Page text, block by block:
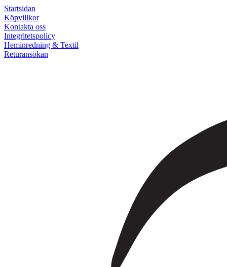
Startsidan
Köpvillkor
Kontakta oss
Integritetspolicy
Heminredning & Textil
Returansökan